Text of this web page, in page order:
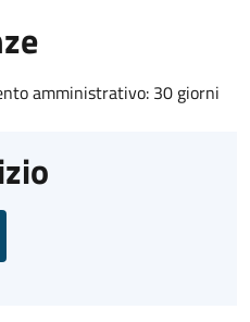
amministrativo: 30 giorni